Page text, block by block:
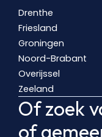
Drenthe
Friesland
Groningen
Noord-Brabant
Overijssel
Zeeland
Of zoek
of